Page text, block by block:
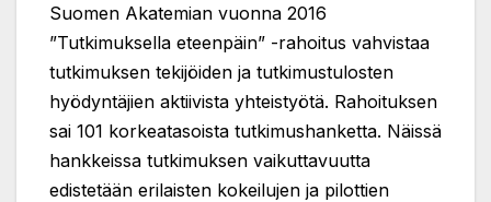
Suomen Akatemian vuonna 2016
”Tutkimuksella eteenpäin” -rahoitus vahvistaa
tutkimuksen tekijöiden ja tutkimustulosten
hyödyntäjien aktiivista yhteistyötä. Rahoituksen
sai 101 korkeatasoista tutkimushanketta. Näissä
hankkeissa tutkimuksen vaikuttavuutta
edistetään erilaisten kokeilujen ja pilottien